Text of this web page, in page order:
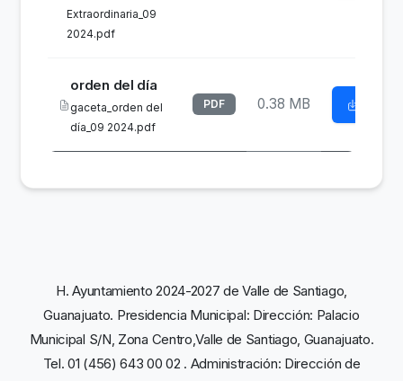
Extraordinaria_09
2024.pdf
orden del día
gaceta_orden del
día_09 2024.pdf
PDF 0.38 MB
H. Ayuntamiento 2024-2027 de Valle de Santiago,
Guanajuato. Presidencia Municipal: Dirección: Palacio
Municipal S/N, Zona Centro,Valle de Santiago, Guanajuato.
Tel. 01 (456) 643 00 02 . Administración: Dirección de